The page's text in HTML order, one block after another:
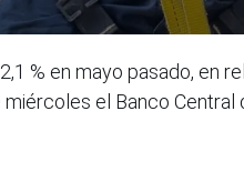
% en mayo pasado, en
el Banco